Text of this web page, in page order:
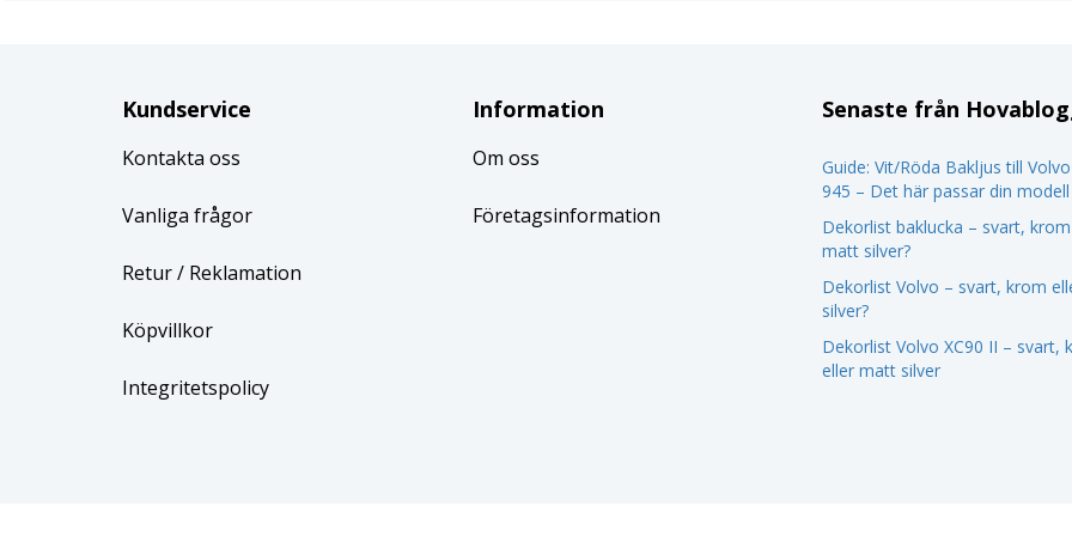
Kundservice
Kontakta oss
Vanliga frågor
Retur/ Reklamation
Köpvillkor
Integritetspolicy
Information
Om oss
Företagsinformation
Senaste från
Guide: Vit/Röda Bakljus till
945 – Det här passar din modell
Dekorlist baklucka – svart,
matt silver?
Dekorlist Volvo – svart, krom
silver?
Dekorlist Volvo XC90 II – svart,
eller matt silver